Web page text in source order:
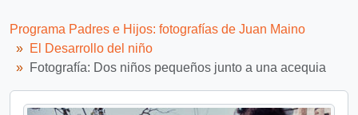
Programa Padres e Hijos: fotografías de Juan Maino
El Desarrollo del niño
Fotografía: Dos niños pequeños junto a una acequia